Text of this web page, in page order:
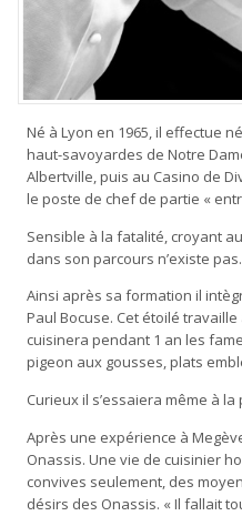
Né à Lyon en 1965, il effectue
haut-savoyardes de Notre
Albertville, puis au Casino de
le poste de chef de partie «
Sensible à la fatalité, croyant
dans son parcours n’existe
Ainsi après sa formation il
Paul Bocuse. Cet étoilé
cuisinera pendant 1 an les
pigeon aux gousses, plats
Curieux il s’essaiera même à
Après une expérience à
Onassis. Une vie de cuisinier
convives seulement, des
désirs des Onassis. « Il fallait